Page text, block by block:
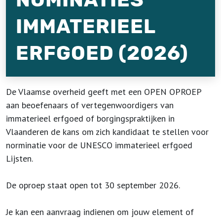
IMMATERIEEL
ERFGOED (2026)
De Vlaamse overheid geeft met een OPEN OPROEP
aan beoefenaars of vertegenwoordigers van
immaterieel erfgoed of borgingspraktijken in
Vlaanderen de kans om zich kandidaat te stellen voor
norminatie voor de UNESCO immaterieel erfgoed
Lijsten.
De oproep staat open tot 30 september 2026.
Je kan een aanvraag indienen om jouw element of